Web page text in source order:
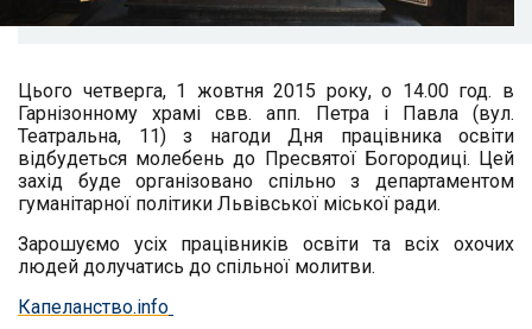
Цього четверга, 1 жовтня 2015 року, о 14.00 год. в
Гарнізонному храмі свв. апп. Петра і Павла (вул.
Театральна, 11) з нагоди Дня працівника освіти
відбудеться молебень до Пресвятої Богородиці. Цей
захід буде організовано спільно з департаментом
гуманітарної політики Львівської міської ради.
Зарошуємо усіх працівників освіти та всіх охочих
людей долучатись до спільної молитви.
Капеланство.info